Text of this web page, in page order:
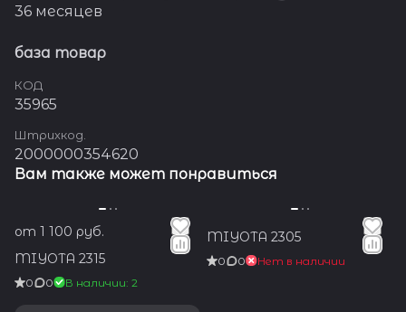
36 месяцев
база товар
КОД
35965
Штрихкод.
2000000354620
Вам также может понравиться
от 1 100 руб.
MIYOTA 2315
0 0 В наличии: 2
MIYOTA 2305
0 0 Нет в наличии